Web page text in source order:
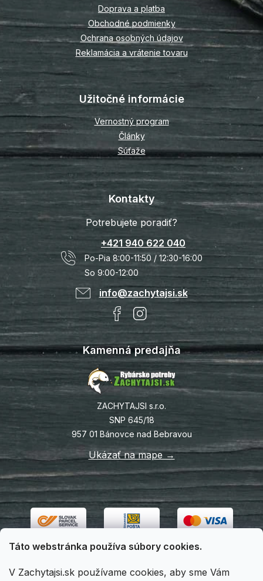
Táto webstránka používa súbory cookies.
V Zachytajsi.sk používame cookies, aby sme Vám
e
Doprava a platba
Obchodné podmienky
Ochrana osobných údajov
Reklamácia a vrátenie tovaru
Užitočné informácie
Vernostný program
Články
Súťaže
Kontakty
Potrebujete poradiť?
+421 940 622 040
Po-Pia 8:00-11:50 / 12:30-16:00
So 9:00-12:00
info@zachytajsi.sk
Kamenná predajňa
ZACHYTAJSI s.r.o.
SNP 645/18
957 01 Bánovce nad Bebravou
Ukázať na mape →